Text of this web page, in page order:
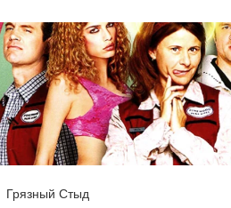
Грязный Стыд